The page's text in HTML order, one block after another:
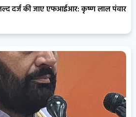
दर्ज की जाए एफआईआर: कृष्ण लाल पंवार